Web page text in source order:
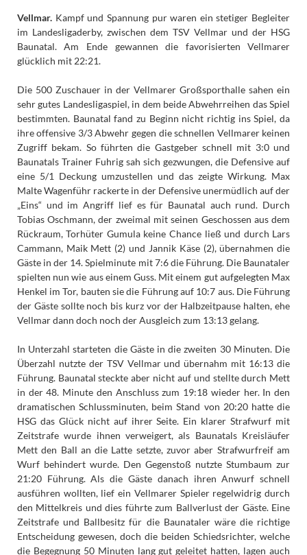
Vellmar. Kampf und Spannung pur waren ein stetiger Begleiter
im Landesligaderby, zwischen dem TSV Vellmar und der HSG
Baunatal. Am Ende gewannen die favorisierten Vellmarer
glücklich mit 22:21.
Die 500 Zuschauer in der Vellmarer Großsporthalle sahen ein
sehr gutes Landesligaspiel, in dem beide Abwehrreihen das Spiel
bestimmten. Baunatal fand zu Beginn nicht richtig ins Spiel, da
ihre offensive 3/3 Abwehr gegen die schnellen Vellmarer keinen
Zugriff bekam. So führten die Gastgeber schnell mit 3:0 und
Baunatals Trainer Fuhrig sah sich gezwungen, die Defensive auf
eine 5/1 Deckung umzustellen und das zeigte Wirkung. Max
Malte Wagenführ rackerte in der Defensive unermüdlich auf der
„Eins“ und im Angriff lief es für Baunatal auch rund. Durch
Tobias Oschmann, der zweimal mit seinen Geschossen aus dem
Rückraum, Torhüter Gumula keine Chance ließ und durch Lars
Cammann, Maik Mett (2) und Jannik Käse (2), übernahmen die
Gäste in der 14. Spielminute mit 7:6 die Führung. Die Baunataler
spielten nun wie aus einem Guss. Mit einem gut aufgelegten Max
Henkel im Tor, bauten sie die Führung auf 10:7 aus. Die Führung
der Gäste sollte noch bis kurz vor der Halbzeitpause halten, ehe
Vellmar dann doch noch der Ausgleich zum 13:13 gelang.
In Unterzahl starteten die Gäste in die zweiten 30 Minuten. Die
Überzahl nutzte der TSV Vellmar und übernahm mit 16:13 die
Führung. Baunatal steckte aber nicht auf und stellte durch Mett
in der 48. Minute den Anschluss zum 19:18 wieder her. In den
dramatischen Schlussminuten, beim Stand von 20:20 hatte die
HSG das Glück nicht auf ihrer Seite. Ein klarer Strafwurf mit
Zeitstrafe wurde ihnen verweigert, als Baunatals Kreisläufer
Mett den Ball an die Latte setzte, zuvor aber Strafwurfreif am
Wurf behindert wurde. Den Gegenstoß nutzte Stumbaum zur
21:20 Führung. Als die Gäste danach ihren Anwurf schnell
ausführen wollten, lief ein Vellmarer Spieler regelwidrig durch
den Mittelkreis und dies führte zum Ballverlust der Gäste. Eine
Zeitstrafe und Ballbesitz für die Baunataler wäre die richtige
Entscheidung gewesen, doch die beiden Schiedsrichter, welche
die Begegnung 50 Minuten lang gut geleitet hatten, lagen auch